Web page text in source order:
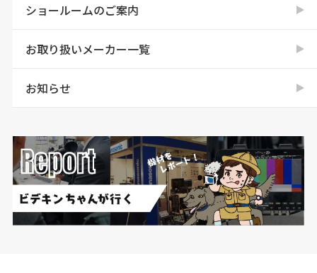
ショールームのご案内
お取り扱いメーカー一覧
お知らせ